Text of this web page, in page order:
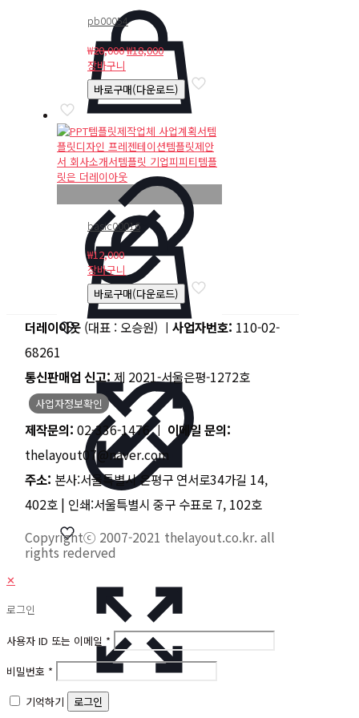
pb00054
₩20,000원
가
격:
₩20,000.
₩18,000현
가
격:
₩18,000.
장바구니
바로구매(다운로드)
basic00016
₩12,000
장바구니
바로구매(다운로드)
더레이아웃 (대표 : 오승원) ㅣ 사업자번호: 110-02-
68261
통신판매업 신고: 제 2021-서울은평-1272호
사업자정보확인
제작문의: 02-336-1476 ㅣ 이메일 문의:
thelayout07@naver.com
주소: 본사:서울특별시 은평구 연서로34가길 14,
402호 | 인쇄:서울특별시 중구 수표로 7, 102호
Copyrightⓒ 2007-2021 thelayout.co.kr. all
rights rederved
✕
로그인
사용자 ID 또는 이메일 *
비밀번호 *
기억하기
로그인